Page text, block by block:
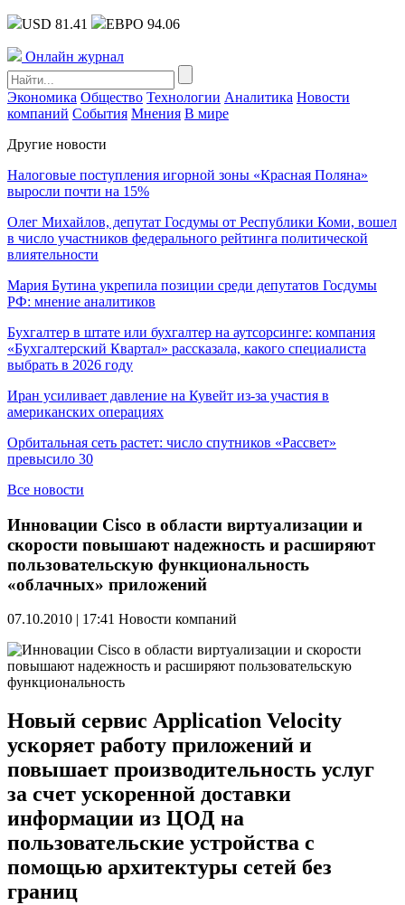
USD 81.41 ЕВРО 94.06
Онлайн журнал
Экономика Общество Технологии Аналитика Новости
компаний События Мнения В мире
Другие новости
Налоговые поступления игорной зоны «Красная Поляна»
выросли почти на 15%
Олег Михайлов, депутат Госдумы от Республики Коми, вошел
в число участников федерального рейтинга политической
влиятельности
Мария Бутина укрепила позиции среди депутатов Госдумы
РФ: мнение аналитиков
Бухгалтер в штате или бухгалтер на аутсорсинге: компания
«Бухгалтерский Квартал» рассказала, какого специалиста
выбрать в 2026 году
Иран усиливает давление на Кувейт из-за участия в
американских операциях
Орбитальная сеть растет: число спутников «Рассвет»
превысило 30
Все новости
Инновации Cisco в области виртуализации и
скорости повышают надежность и расширяют
пользовательскую функциональность
«облачных» приложений
07.10.2010 | 17:41 Новости компаний
Новый сервис Application Velocity
ускоряет работу приложений и
повышает производительность услуг
за счет ускоренной доставки
информации из ЦОД на
пользовательские устройства с
помощью архитектуры сетей без
границ